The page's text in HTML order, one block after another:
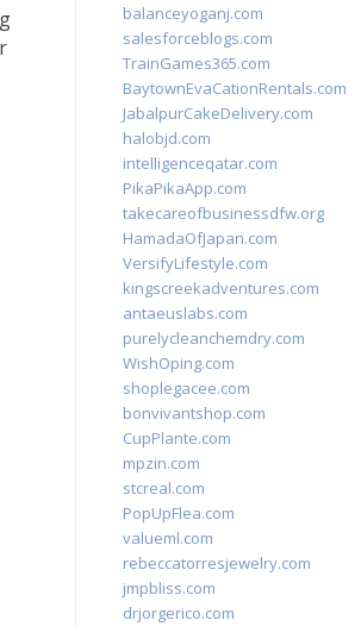
balanceyoganj.com
salesforceblogs.com
TrainGames365.com
BaytownEvaCationRentals.com
JabalpurCakeDelivery.com
halobjd.com
intelligenceqatar.com
PikaPikaApp.com
takecareofbusinessdfw.org
HamadaOfJapan.com
VersifyLifestyle.com
kingscreekadventures.com
antaeuslabs.com
purelycleanchemdry.com
WishOping.com
shoplegacee.com
bonvivantshop.com
CupPlante.com
mpzin.com
stcreal.com
PopUpFlea.com
valueml.com
rebeccatorresjewelry.com
jmpbliss.com
drjorgerico.com